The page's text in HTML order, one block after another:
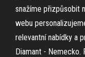
snažíme přizpůsobit
webu
relevantní nabídky a
Diamant - Nemecko.